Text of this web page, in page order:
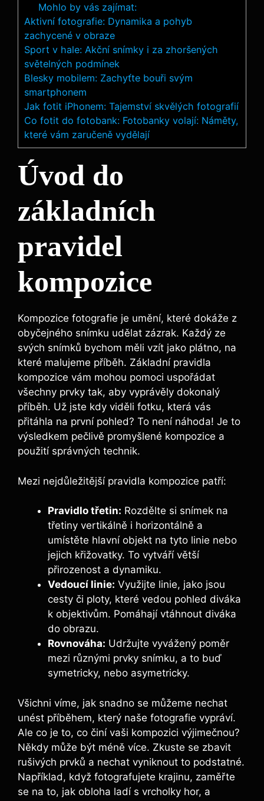
Mohlo by vás zajímat:
Aktivní fotografie: Dynamika a pohyb
zachycené v obraze
Sport v hale: Akční snímky i za zhoršených
světelných podmínek
Blesky mobilem: Zachyťte bouři svým
smartphonem
Jak fotit iPhonem: Tajemství skvělých fotografií
Co fotit do fotobank: Fotobanky volají: Náměty,
které vám zaručeně vydělají
Úvod do
základních
pravidel
kompozice
Kompozice fotografie je umění, které dokáže z
obyčejného snímku udělat zázrak. Každý ze
svých snímků bychom měli vzít jako plátno, na
které malujeme příběh. Základní pravidla
kompozice vám mohou pomoci uspořádat
všechny prvky tak, aby vyprávěly dokonalý
příběh. Už jste kdy viděli fotku, která vás
přitáhla na první pohled? To není náhoda! Je to
výsledkem pečlivě promyšlené kompozice a
použití správných technik.
Mezi nejdůležitější pravidla kompozice patří:
Pravidlo třetin: Rozdělte si snímek na
třetiny vertikálně i horizontálně a
umístěte hlavní objekt na tyto linie nebo
jejich křižovatky. To vytváří větší
přirozenost a dynamiku.
Vedoucí linie: Využijte linie, jako jsou
cesty či ploty, které vedou pohled diváka
k objektivům. Pomáhají vtáhnout diváka
do obrazu.
Rovnováha: Udržujte vyvážený poměr
mezi různými prvky snímku, a to buď
symetricky, nebo asymetricky.
Všichni víme, jak snadno se můžeme nechat
unést příběhem, který naše fotografie vypráví.
Ale co je to, co činí vaši kompozici výjimečnou?
Někdy může být méně více. Zkuste se zbavit
rušivých prvků a nechat vyniknout to podstatné.
Například, když fotografujete krajinu, zaměřte
se na to, jak obloha ladí s vrcholky hor, a